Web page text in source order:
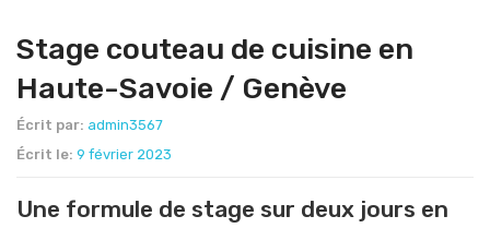
Stage couteau de cuisine en
Haute-Savoie / Genève
Écrit par: admin3567
Écrit le: 9 février 2023
Une formule de stage sur deux jours en